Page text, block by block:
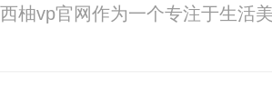
西柚vp官网作为一个专注于生活